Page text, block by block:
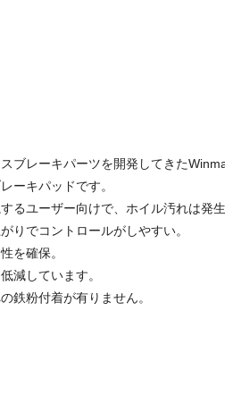
ブレーキパーツを開発してきた
ーキパッドです。
るユーザー向けで、ホイル汚れは発
りでコントロールがしやすい。
を確保。
減しています。
鉄粉付着が有りません。